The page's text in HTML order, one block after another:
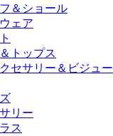
＆ショール
ェア
トップス
セサリー＆ビジュー
リー
ス